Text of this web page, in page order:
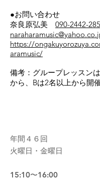
●お問い合わせ
奈良原弘美 090-2442-
https://
aramusic/
備考：グループレッスン
から、Bは2名以上から開
年間４６回
火曜日・金曜日
15:10〜16:00